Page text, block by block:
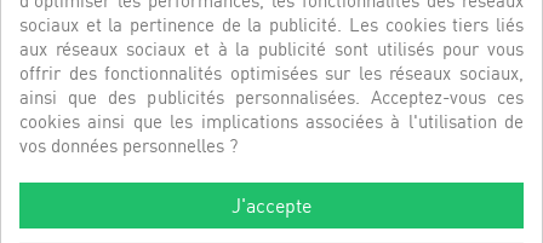
sociaux et la pertinence de la publicité. Les cookies tiers liés
aux réseaux sociaux et à la publicité sont utilisés pour vous
offrir des fonctionnalités optimisées sur les réseaux sociaux,
ainsi que des publicités personnalisées. Acceptez-vous ces
cookies ainsi que les implications associées à l'utilisation de
vos données personnelles ?
J'accepte